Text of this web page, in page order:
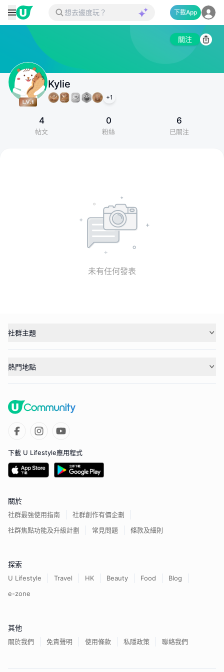
下載App
關注
Kylie
+1
4
帖文
0
粉絲
6
已關注
未有任何發表
社群主題
熱門地點
下載 U Lifestyle應用程式
關於
社群最強使用指南
社群創作有價企劃
社群焦點功能及升級計劃
常見問題 條款及細則
探索
U Lifestyle Travel HK Beauty Food
Blog
e-zone
其他
關於我們 免責聲明 使用條款 私隱政策 聯絡我們